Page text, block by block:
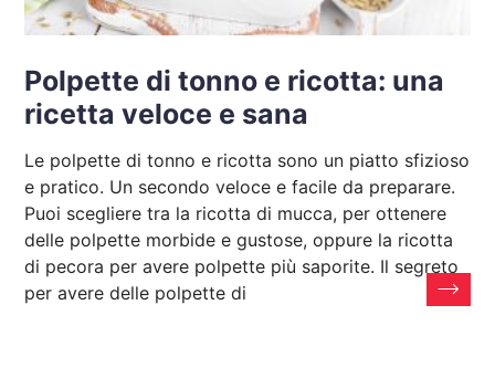
Polpette di tonno e ricotta: una
ricetta veloce e sana
Le polpette di tonno e ricotta sono un piatto sfizioso
e pratico. Un secondo veloce e facile da preparare.
Puoi scegliere tra la ricotta di mucca, per ottenere
delle polpette morbide e gustose, oppure la ricotta
di pecora per avere polpette più saporite. Il segreto
per avere delle polpette di